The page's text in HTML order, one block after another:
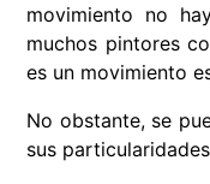
movimiento no
muchos pintores
es un movimiento
No obstante, se
sus